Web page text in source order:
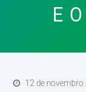
E
12 de novembro